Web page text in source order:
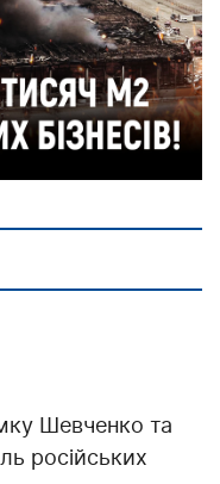
Шевченко та
російських